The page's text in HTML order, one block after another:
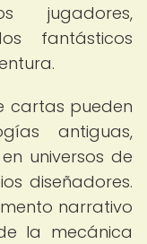
fantásticos
cartas pueden
antiguas,
universos de
diseñadores.
narrativo
la mecánica